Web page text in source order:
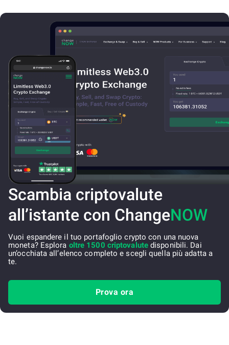
Scambia criptovalute
all’istante con ChangeNOW
Vuoi espandere il tuo portafoglio crypto con una nuova
moneta? Esplora oltre 1500 criptovalutedisponibili. Dai
un’occhiata all’elenco completo e scegli quella più adatta a
te.
Prova ora